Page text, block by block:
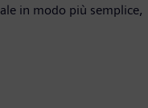
in modo più semplice,